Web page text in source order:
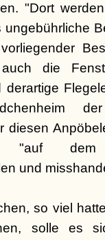
"Dort
die
der
diesen
"auf dem
und
so viel
solle es